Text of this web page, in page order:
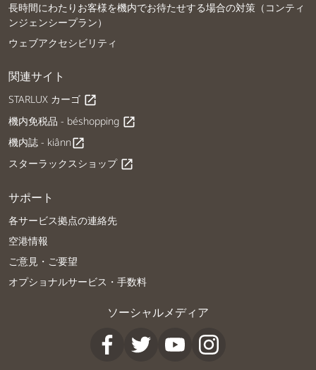
長時間にわたりお客様を機内でお待たせする場合の対策（コンティ
ンジェンシープラン）
ウェブアクセシビリティ
関連サイト
STARLUX カーゴ open_in_new
機内免税品 - béshopping open_in_new
機内誌 - kiânnopen_in_new
スターラックスショップ open_in_new
サポート
各サービス拠点の連絡先
空港情報
ご意見・ご要望
オプショナルサービス・手数料
ソーシャルメディア